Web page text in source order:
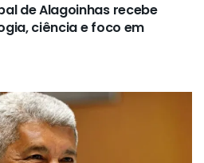
de Alagoinhas recebe
ciência e foco em